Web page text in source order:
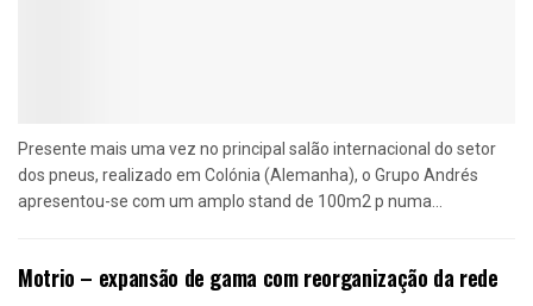
Presente mais uma vez no principal salão internacional do setor
dos pneus, realizado em Colónia (Alemanha), o Grupo Andrés
apresentou-se com um amplo stand de 100m2 p numa...
Motrio – expansão de gama com reorganização da rede